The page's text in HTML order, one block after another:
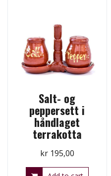
Salt- og
peppersett i
håndlaget
terrakotta
kr195,00